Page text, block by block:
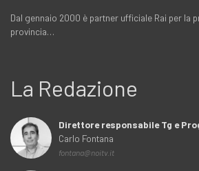
Dal gennaio 2000 è partner ufficiale Rai per la
provincia…
La Redazione
Direttore responsabile Tg e
Carlo Fontana
fontana@noitv.it